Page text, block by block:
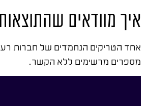
איך מוודאים
אחד הטריקים הנחמדים של חברות
מספרים מרשימים ללא הקשר.